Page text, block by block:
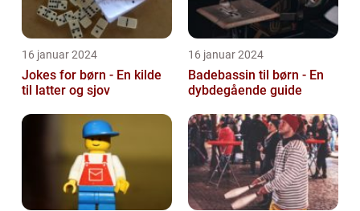
16 januar 2024
Jokes for børn - En kilde
til latter og sjov
16 januar 2024
Badebassin til børn - En
dybdegående guide